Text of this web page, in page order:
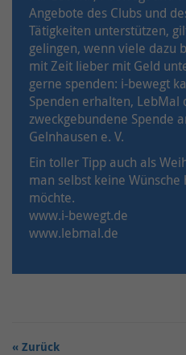
Angebote des Clubs und
Tätigkeiten unterstützen,
gelingen, wenn viele dazu
mit Zeit lieber mit Geld
gerne spenden: i-bewegt
Spenden erhalten, LebMal
zweckgebundene Spende
Gelnhausen e. V.
Ein toller Tipp auch als
man selbst keine
möchte.
www.i-bewegt.de
www.lebmal.de
Zurück